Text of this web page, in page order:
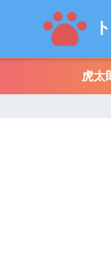
虎太